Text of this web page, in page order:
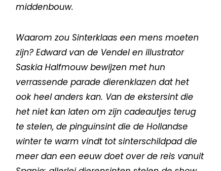
middenbouw.
Waarom zou Sinterklaas een mens moeten
zijn? Edward van de Vendel en illustrator
Saskia Halfmouw bewijzen met hun
verrassende parade dierenklazen dat het
ook heel anders kan. Van de ekstersint die
het niet kan laten om zijn cadeautjes terug
te stelen, de pinguïnsint die de Hollandse
winter te warm vindt tot sinterschildpad die
meer dan een eeuw doet over de reis vanuit